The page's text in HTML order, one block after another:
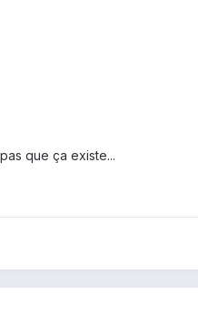
que ça existe...